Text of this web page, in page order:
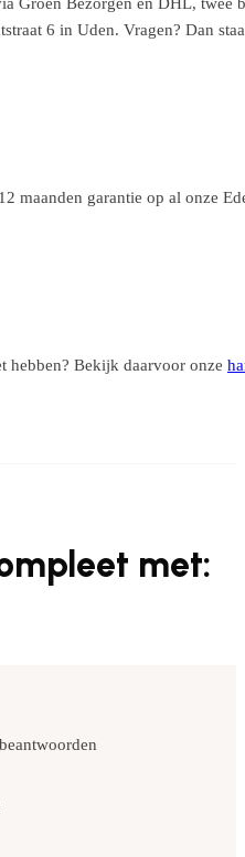
6 in Uden. Vragen? Dan
maanden garantie op al onze
hebben? Bekijk daarvoor onze
met: